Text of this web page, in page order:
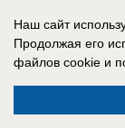
Наш сайт
Продолжая его
файлов cookie и